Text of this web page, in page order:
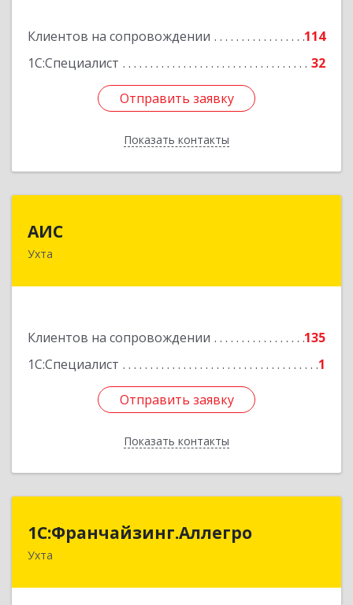
Клиентов на сопровождении
114
1С:Специалист
32
Отправить заявку
Показать контакты
Отправить заявку
Назад
АИС
Ухта
Клиентов на сопровождении
135
1С:Специалист
1
Отправить заявку
Показать контакты
169310, Коми Респ, Ухта г, Первомайская ул.,
Отправить заявку
Назад
1С:Франчайзинг.Аллегро
Ухта
1С:Франчайзинг.Аллегро
169304, Коми Респ, Ухта г, Чернова ул, дом №